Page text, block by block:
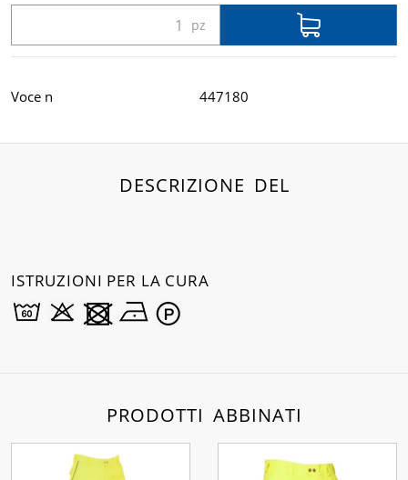
Voce n 447180
DESCRIZIONE DEL
ISTRUZIONI PER LA CURA
PRODOTTI ABBINATI